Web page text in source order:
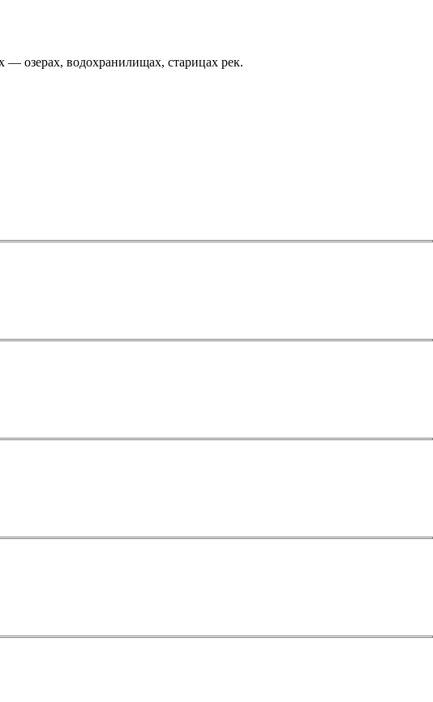
— озерах, водохранилищах, старицах рек.